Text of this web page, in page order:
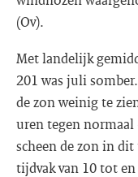
(Ov).
Met landelijk
201 was juli
de zon weinig te
uren tegen
scheen de zon in
tijdvak van 10 tot